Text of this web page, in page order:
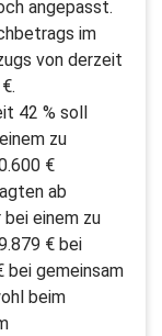
angepasst.
im
von derzeit
42 % soll
zu
€
ab
einem zu
€ bei
bei gemeinsam
beim